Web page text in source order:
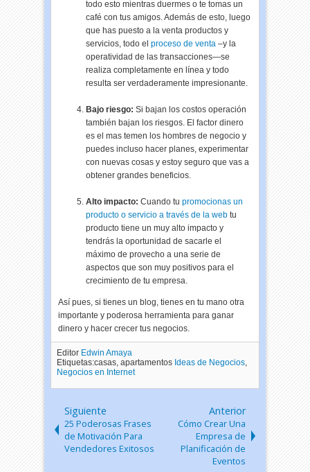
todo esto mientras duermes o te tomas un
café con tus amigos. Además de esto, luego
que has puesto a la venta productos y
servicios, todo elproceso de venta –y la
operatividad de las transacciones—se
realiza completamente en línea y todo
resulta ser verdaderamente impresionante.
Bajo riesgo: Si bajan los costos operación
también bajan los riesgos. El factor dinero
es el mas temen los hombres de negocio y
puedes incluso hacer planes, experimentar
con nuevas cosas y estoy seguro que vas a
obtener grandes beneficios.
Alto impacto: Cuando tupromocionas un
producto o servicio a través de la web tu
producto tiene un muy alto impacto y
tendrás la oportunidad de sacarle el
máximo de provecho a una serie de
aspectos que son muy positivos para el
crecimiento de tu empresa.
Así pues, si tienes un blog, tienes en tu mano otra
importante y poderosa herramienta para ganar
dinero y hacer crecer tus negocios.
Editor Edwin Amaya
Etiquetas:casas, apartamentos Ideas de Negocios,
Negocios en Internet
Siguiente
25 Poderosas Frases
de Motivación Para
Vendedores Exitosos
Anterior
Cómo Crear Una
Empresa de
Planificación de
Eventos